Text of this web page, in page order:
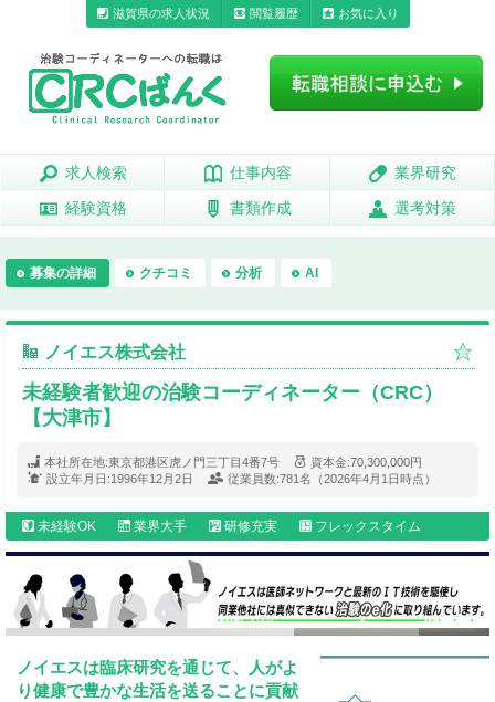
滋賀県の求人状況 閲覧履歴 お気に入り
求人検索
求人検索 仕事内容
仕事内容 業界研究
業界研究
経験資格
経験資格 書類作成
書類作成 選考対策
選考対策
募集の詳細 クチコミ 分析 AI
ノイエス株式会社
未経験者歓迎の治験コーディネーター（CRC）
【大津市】
本社所在地:東京都港区虎ノ門三丁目4番7号 資本金:70,300,000円
設立年月日:1996年12月2日 従業員数:781名（2026年4月1日時点）
未経験OK 業界大手 研修充実 フレックスタイム
ノイエスは臨床研究を通じて、人がよ
り健康で豊かな生活を送ることに貢献